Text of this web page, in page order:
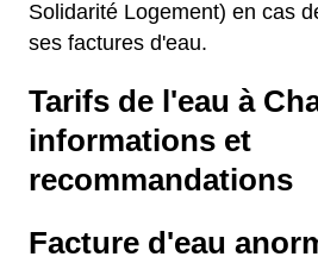
Solidarité Logement) en cas
ses factures d'eau.
Tarifs de l'eau à
informations et
recommandations
Facture d'eau